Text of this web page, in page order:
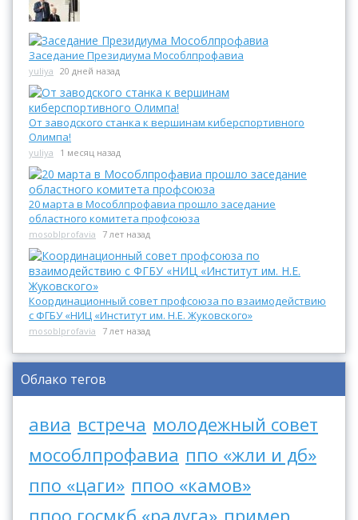
Заседание Президиума Мособлпрофавиа
yuliya 20 дней назад
От заводского станка к вершинам киберспортивного
Олимпа!
yuliya 1 месяц назад
20 марта в Мособлпрофавиа прошло заседание
областного комитета профсоюза
mosoblprofavia 7 лет назад
Координационный совет профсоюза по взаимодействию
с ФГБУ «НИЦ «Институт им. Н.Е. Жуковского»
mosoblprofavia 7 лет назад
Облако тегов
авиа встреча молодежный совет
мособлпрофавиа ппо «жли и дб»
ппо «цаги» ппоо «камов»
ппоо госмкб «радуга» пример